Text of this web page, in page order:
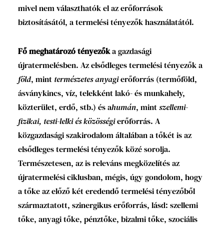
mivel nem választhatók el az erőforrások
biztosításától, a termelési tényezők használatától.
Fő meghatározó tényezőka gazdasági
újratermelésben. Az elsődleges termelési tényezők a
föld, mint természetes anyagierőforrás (termőföld,
ásványkincs, víz, telekként lakó- és munkahely,
közterület, erdő, stb.) és ahumán, mintszellemi-
fizikai, testi-lelki és közösségierőforrás. A
közgazdasági szakirodalom általában a tőkét is az
elsődleges termelési tényezők közé sorolja.
Természetesen, az is releváns megközelítés az
újratermelési ciklusban, mégis, úgy gondolom, hogy
a tőke az előző két eredendő termelési tényezőből
származtatott, szinergikus erőforrás, lásd: szellemi
tőke, anyagi tőke, pénztőke, bizalmi tőke, szociális